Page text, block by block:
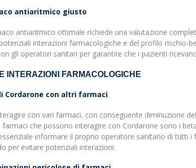
antiaritmico giusto
antiaritmico ottimale richiede una valutazione
interazioni farmacologiche e del profilo rischio-
gli operatori sanitari per garantire che i pazienti
INTERAZIONI FARMACOLOGICHE
Cordarone con altri farmaci
con vari farmaci, con conseguente diminuzione
farmaci che possono interagire con Cordarone sono i
informare il proprio operatore sanitario di tutti
per evitare potenziali interazioni.